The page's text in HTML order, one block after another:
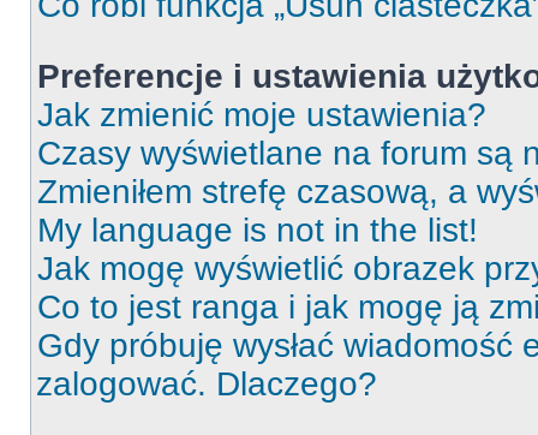
Preferencje i ustawienia
Jak zmienić moje ustawienia?
Czasy wyświetlane na forum są
Zmieniłem strefę czasową, a
My language is not in the list!
Jak mogę wyświetlić obrazek
Co to jest ranga i jak mogę ją
Gdy próbuję wysłać wiadomość
zalogować. Dlaczego?